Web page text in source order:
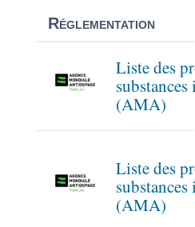
Réglementation
Liste des
(AMA)
Liste des
(AMA)